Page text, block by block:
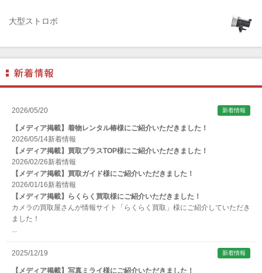
ALT（アルト）
ARAX（アラクス）
Arca-Swiss（アルカスイス）
Argus （アーガス）
ARNUVO（アルヌボ）
ARTISAN&ARTIST (アルティザンアンドアーティスト)
Aska（アスカ/飛鳥）
ATOMOS（アトモス）
erg（エルグ）
大型ストロボ
2026/05/20 新着情報
【メディア掲載】着物レンタル椿様にご紹介いただきました！
2026/05/14新着情報
【メディア掲載】買取プラスTOP様にご紹介いただきました！
2026/02/26新着情報
【メディア掲載】買取ガイド様にご紹介いただきました！
2026/01/16新着情報
【メディア掲載】らくらく買取様にご紹介いただきました！
カメラの買取屋さんが情報サイト「らくらく買取」様にご紹介していただき
ました！
2025/12/19 新着情報
【メディア掲載】写真ミライ様にご紹介いただきました！